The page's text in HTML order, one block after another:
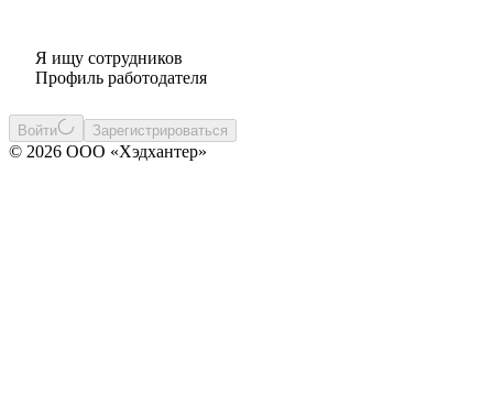
Я ищу сотрудников
Профиль работодателя
Войти Зарегистрироваться
© 2026 ООО «Хэдхантер»